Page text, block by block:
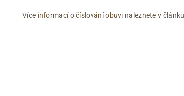
Více informací o číslování obuvi naleznete v článku